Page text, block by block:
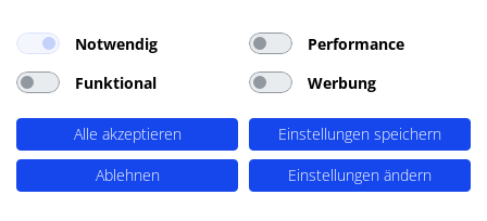
TOP SEO DURCH DYNAMISCHE INHALTE
SEO-Agentur Heiligenhaus ?
PERIMETRIK® hat eine besonders erfolgreiche SEO
Methode entwickelt, die alle wesentlichen Bereiche
Notwendig
Performance
Funktional
Werbung
Alle akzeptieren
Einstellungen speichern
Ablehnen
Einstellungen ändern